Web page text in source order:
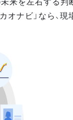
オナビ」なら、